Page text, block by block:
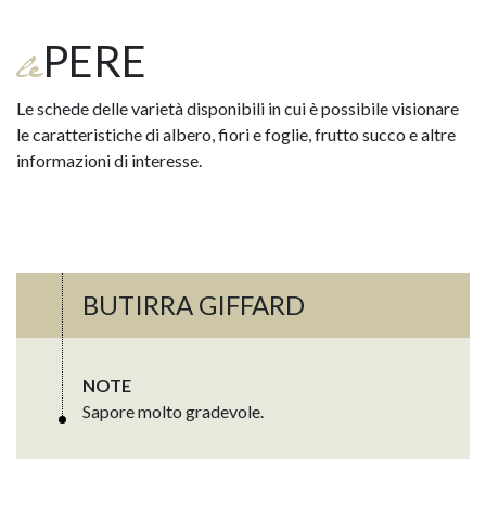
lePERE
Le schede delle varietà disponibili in cui è possibile visionare
le caratteristiche di albero, fiori e foglie, frutto succo e altre
informazioni di interesse.
BUTIRRA GIFFARD
NOTE
Sapore molto gradevole.